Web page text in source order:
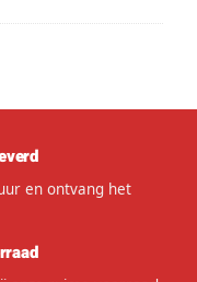
en ontvang het